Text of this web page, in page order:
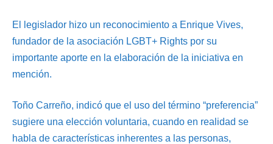
El legislador hizo un reconocimiento a Enrique Vives,
fundador de la asociación LGBT+ Rights por su
importante aporte en la elaboración de la iniciativa en
mención.
Toño Carreño, indicó que el uso del término “preferencia”
sugiere una elección voluntaria, cuando en realidad se
habla de características inherentes a las personas,